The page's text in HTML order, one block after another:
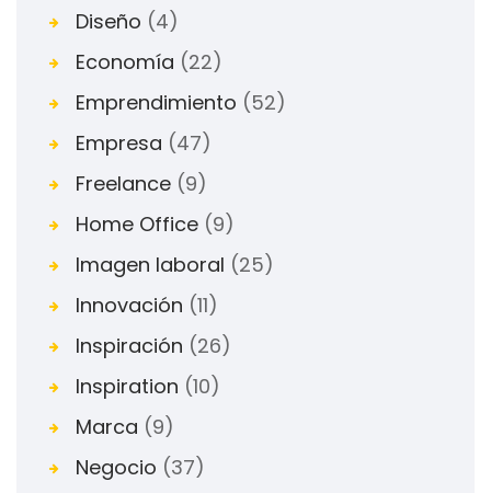
Diseño (4)
Economía (22)
Emprendimiento (52)
Empresa (47)
Freelance (9)
Home Office (9)
Imagen laboral (25)
Innovación (11)
Inspiración (26)
Inspiration (10)
Marca (9)
Negocio (37)